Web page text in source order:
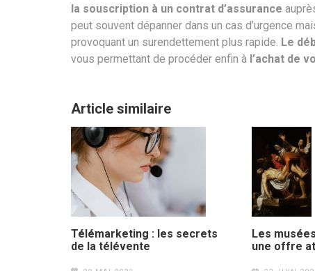
la souscription à un contrat d’assurance
peut souvent dépanner dans un cas d’urgence
provoquant un surendettement plus rapide. Le
vous permettant de procéder enfin à l’achat de
Article similaire
Télémarketing : les secrets
de la télévente
Les
une offre